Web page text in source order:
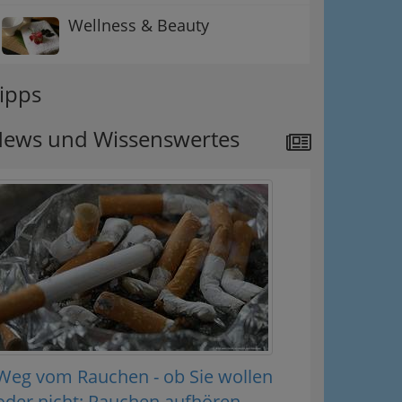
Wellness & Beauty
und Wissenswertes
vom Rauchen - ob Sie wollen